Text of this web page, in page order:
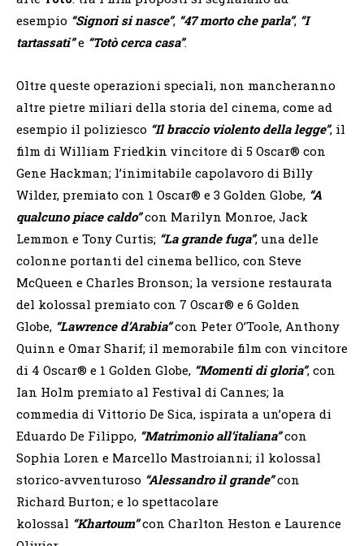
esempio “Signori si nasce”, “47 morto che parla”, “I
tartassati” e “Totò cerca casa”.
Oltre queste operazioni speciali, non mancheranno
altre pietre miliari della storia del cinema, come ad
esempio il poliziesco “Il braccio violento della legge”, il
film di William Friedkin vincitore di 5 Oscar® con
Gene Hackman; l’inimitabile capolavoro di Billy
Wilder, premiato con 1 Oscar® e 3 Golden Globe, “A
qualcuno piace caldo” con Marilyn Monroe, Jack
Lemmon e Tony Curtis; “La grande fuga”, una delle
colonne portanti del cinema bellico, con Steve
McQueen e Charles Bronson; la versione restaurata
del kolossal premiato con 7 Oscar® e 6 Golden
Globe, “Lawrence d’Arabia” con Peter O’Toole, Anthony
Quinn e Omar Sharif; il memorabile film con vincitore
di 4 Oscar® e 1 Golden Globe, “Momenti di gloria”, con
Ian Holm premiato al Festival di Cannes; la
commedia di Vittorio De Sica, ispirata a un’opera di
Eduardo De Filippo, “Matrimonio all’italiana”con
Sophia Loren e Marcello Mastroianni; il kolossal
storico-avventuroso “Alessandro il grande”con
Richard Burton; e lo spettacolare
kolossal “Khartoum” con Charlton Heston e Laurence